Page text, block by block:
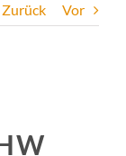
Zurück Vor